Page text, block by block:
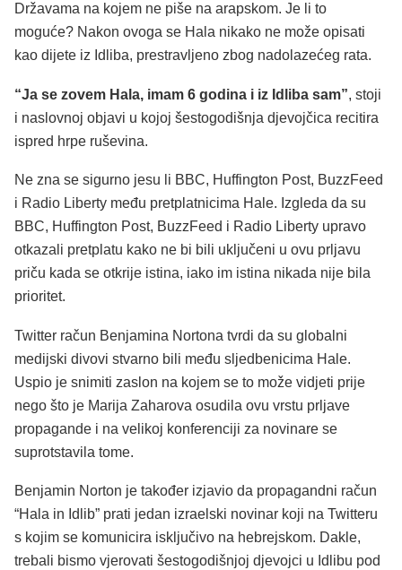
Državama na kojem ne piše na arapskom. Je li to
moguće? Nakon ovoga se Hala nikako ne može opisati
kao dijete iz Idliba, prestravljeno zbog nadolazećeg rata.
“Ja se zovem Hala, imam 6 godina i iz Idliba sam”, stoji
i naslovnoj objavi u kojoj šestogodišnja djevojčica recitira
ispred hrpe ruševina.
Ne zna se sigurno jesu li BBC, Huffington Post, BuzzFeed
i Radio Liberty među pretplatnicima Hale. Izgleda da su
BBC, Huffington Post, BuzzFeed i Radio Liberty upravo
otkazali pretplatu kako ne bi bili uključeni u ovu prljavu
priču kada se otkrije istina, iako im istina nikada nije bila
prioritet.
Twitter račun Benjamina Nortona tvrdi da su globalni
medijski divovi stvarno bili među sljedbenicima Hale.
Uspio je snimiti zaslon na kojem se to može vidjeti prije
nego što je Marija Zaharova osudila ovu vrstu prljave
propagande i na velikoj konferenciji za novinare se
suprotstavila tome.
Benjamin Norton je također izjavio da propagandni račun
“Hala in Idlib” prati jedan izraelski novinar koji na Twitteru
s kojim se komunicira isključivo na hebrejskom. Dakle,
trebali bismo vjerovati šestogodišnjoj djevojci u Idlibu pod